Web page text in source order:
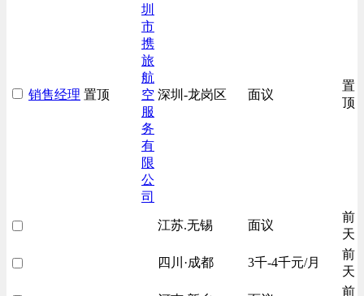
销售经理 置顶
圳
市
携
旅
航
空
服
务
有
限
公
司
深圳-龙岗区 面议
置
顶
江苏.无锡 面议
前
天
四川·成都 3千-4千元/月
前
天
前